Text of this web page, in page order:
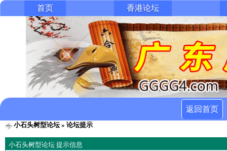
首页 香港论坛
返回首页
小石头树型论坛» 论坛提示
小石头树型论坛 提示信息